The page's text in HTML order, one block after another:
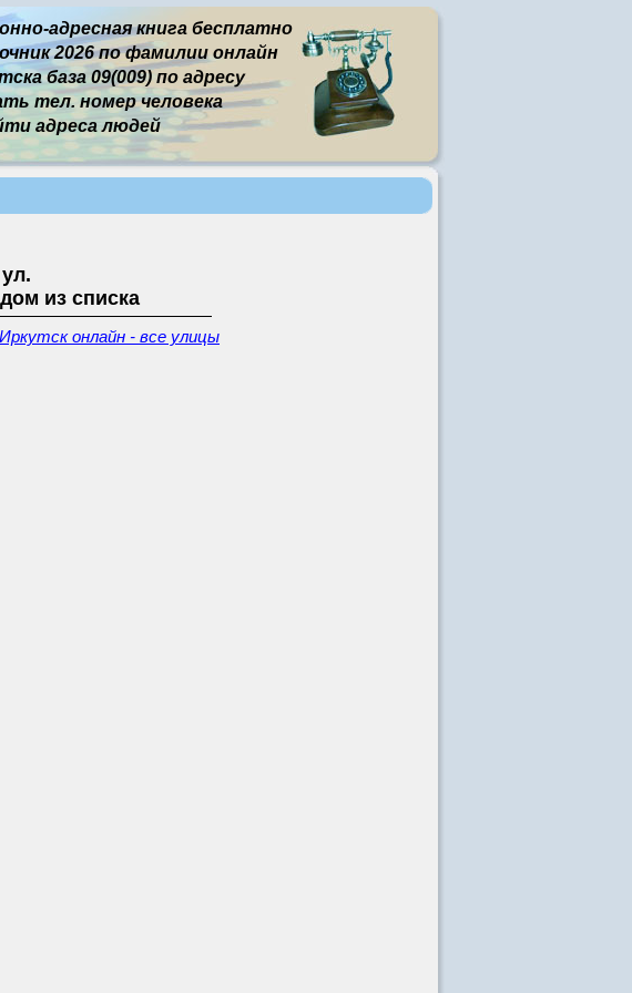
адресная книга бесплатно
2026 по фамилии онлайн
база 09(009) по адресу
тел. номер человека
адреса людей
из списка
Иркутск онлайн - все улицы